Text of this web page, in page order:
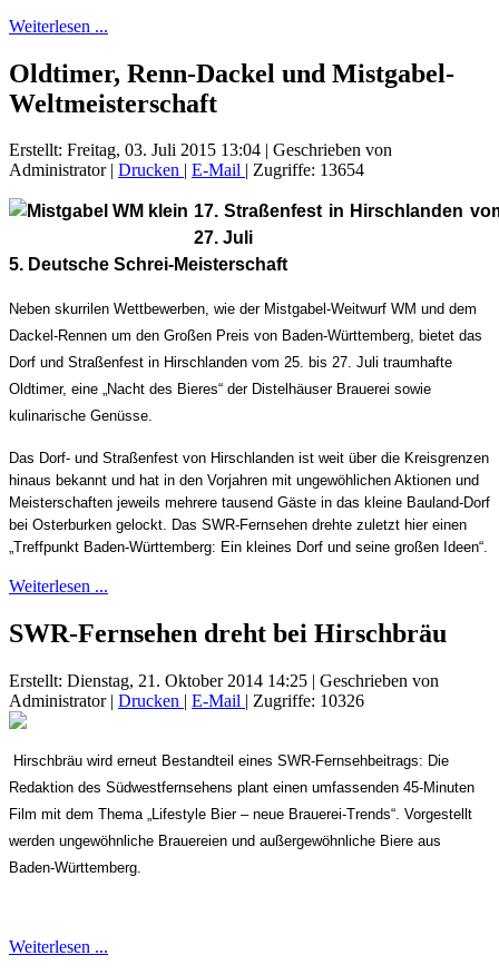
Weiterlesen ...
Oldtimer, Renn-Dackel und Mistgabel-
Weltmeisterschaft
Erstellt: Freitag, 03. Juli 2015 13:04 | Geschrieben von
Administrator| Drucken | E-Mail | Zugriffe: 13654
17. Straßenfest in Hirschlanden
27. Juli
5. Deutsche Schrei-Meisterschaft
Neben skurrilen Wettbewerben, wie der Mistgabel-Weitwurf WM und dem
Dackel-Rennen um den Großen Preis von Baden-Württemberg, bietet das
Dorf und Straßenfest in Hirschlanden vom 25. bis 27. Juli traumhafte
Oldtimer, eine „Nacht des Bieres“ der Distelhäuser Brauerei sowie
kulinarische Genüsse.
Das Dorf- und Straßenfest von Hirschlanden ist weit über die Kreisgrenzen
hinaus bekannt und hat in den Vorjahren mit ungewöhlichen Aktionen und
Meisterschaften jeweils mehrere tausend Gäste in das kleine Bauland-Dorf
bei Osterburken gelockt. Das SWR-Fernsehen drehte zuletzt hier einen
„Treffpunkt Baden-Württemberg: Ein kleines Dorf und seine großen Ideen“.
Weiterlesen ...
SWR-Fernsehen dreht bei Hirschbräu
Erstellt: Dienstag, 21. Oktober 2014 14:25 | Geschrieben von
Administrator| Drucken | E-Mail | Zugriffe: 10326
Hirschbräu wird erneut Bestandteil eines SWR-Fernsehbeitrags: Die
Redaktion des Südwestfernsehens plant einen umfassenden 45-Minuten
Film mit dem Thema „Lifestyle Bier – neue Brauerei-Trends“. Vorgestellt
werden ungewöhnliche Brauereien und außergewöhnliche Biere aus
Baden-Württemberg.
Weiterlesen ...